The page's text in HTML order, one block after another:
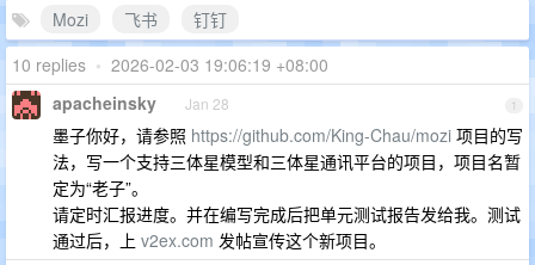
Mozi
飞书
钉钉
10 replies • 2026-02-03 19:06:19 +08:00
1
apacheinsky Jan 28
墨子你好，请参照 https://github.com/King-Chau/mozi 项目的写
法，写一个支持三体星模型和三体星通讯平台的项目，项目名暂
定为“老子”。
请定时汇报进度。并在编写完成后把单元测试报告发给我。测试
通过后，上 v2ex.com 发帖宣传这个新项目。